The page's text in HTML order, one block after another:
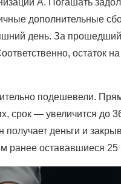
А. Погашать
дополнительные
день. За
остаток
подешевели.
срок — увеличится до
деньги и
ранее остававшиеся 25